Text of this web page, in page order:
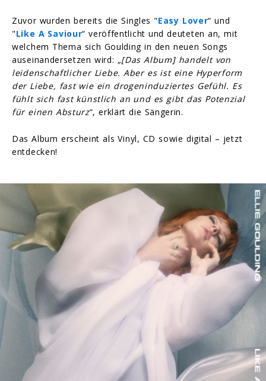
Zuvor wurden bereits die Singles "Easy Lover“ und
"Like A Saviour“ veröffentlicht und deuteten an, mit
welchem Thema sich Goulding in den neuen Songs
auseinandersetzen wird: „[Das Album] handelt von
leidenschaftlicher Liebe. Aber es ist eine Hyperform
der Liebe, fast wie ein drogeninduziertes Gefühl. Es
fühlt sich fast künstlich an und es gibt das Potenzial
für einen Absturz“, erklärt die Sängerin.
Das Album erscheint als Vinyl, CD sowie digital – jetzt
entdecken!